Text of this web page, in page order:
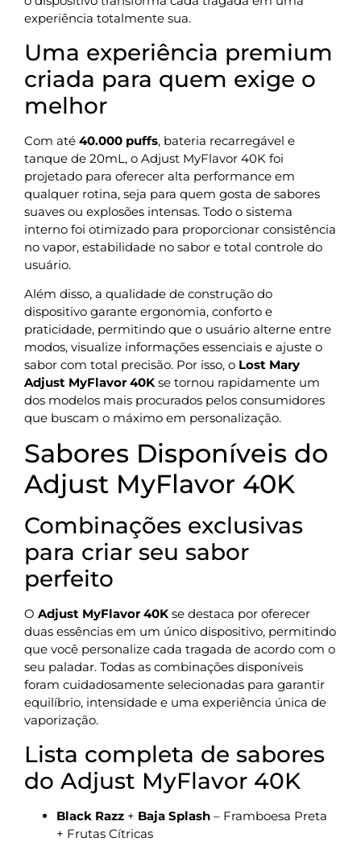
experiência totalmente sua.
Uma experiência premium
criada para quem exige o
melhor
Com até 40.000 puffs, bateria recarregável e
tanque de 20mL, o Adjust MyFlavor 40K foi
projetado para oferecer alta performance em
qualquer rotina, seja para quem gosta de sabores
suaves ou explosões intensas. Todo o sistema
interno foi otimizado para proporcionar consistência
no vapor, estabilidade no sabor e total controle do
usuário.
Além disso, a qualidade de construção do
dispositivo garante ergonomia, conforto e
praticidade, permitindo que o usuário alterne entre
modos, visualize informações essenciais e ajuste o
sabor com total precisão. Por isso, o Lost Mary
Adjust MyFlavor 40K se tornou rapidamente um
dos modelos mais procurados pelos consumidores
que buscam o máximo em personalização.
Sabores Disponíveis do
Adjust MyFlavor 40K
Combinações exclusivas
para criar seu sabor
perfeito
O Adjust MyFlavor 40K se destaca por oferecer
duas essências em um único dispositivo, permitindo
que você personalize cada tragada de acordo com o
seu paladar. Todas as combinações disponíveis
foram cuidadosamente selecionadas para garantir
equilíbrio, intensidade e uma experiência única de
vaporização.
Lista completa de sabores
do Adjust MyFlavor 40K
Black Razz + Baja Splash – Framboesa Preta
+ Frutas Cítricas